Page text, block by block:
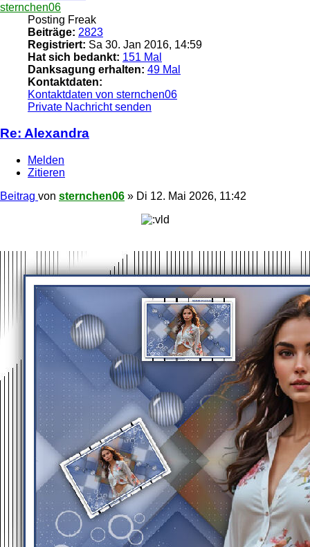
sternchen06
Posting Freak
Beiträge: 2823
Registriert: Sa 30. Jan 2016, 14:59
Hat sich bedankt: 151 Mal
Danksagung erhalten: 49 Mal
Kontaktdaten:
Kontaktdaten von sternchen06
Private Nachricht senden
Re: Alexandra
Melden
Zitieren
Beitrag von sternchen06 » Di 12. Mai 2026, 11:42